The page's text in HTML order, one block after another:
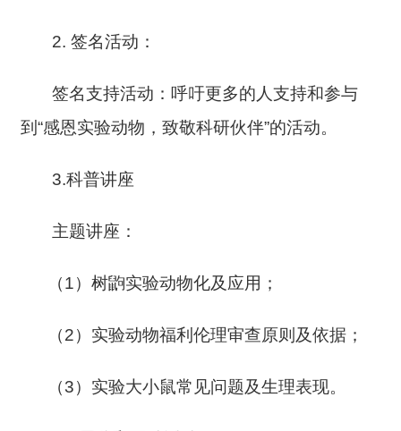
2. 签名活动：
签名支持活动：呼吁更多的人支持和参与
到“感恩实验动物，致敬科研伙伴”的活动。
3.科普讲座
主题讲座：
（1）树鼩实验动物化及应用；
（2）实验动物福利伦理审查原则及依据；
（3）实验大小鼠常见问题及生理表现。